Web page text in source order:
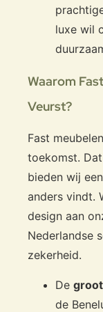
luxe wil
Waarom
Veurst?
Fast
toekomst.
bieden wij
anders vindt.
design aan
Nederlandse
zekerheid.
De
de